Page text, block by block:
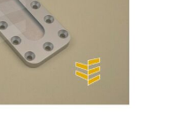
unieke vorm en
aantrekkelijke